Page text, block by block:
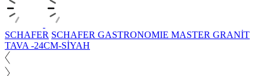
SCHAFER SCHAFER GASTRONOMIE MASTER GRANİT
TAVA -24CM-SİYAH